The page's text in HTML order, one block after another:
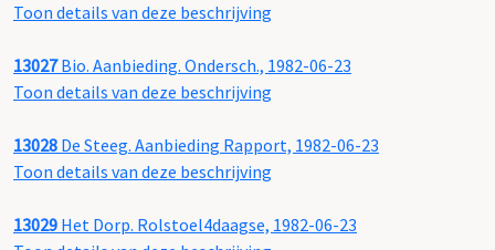
Toon details van deze beschrijving
13027Bio. Aanbieding. Ondersch., 1982-06-23
Toon details van deze beschrijving
13028 De Steeg. Aanbieding Rapport, 1982-06-23
Toon details van deze beschrijving
13029 Het Dorp. Rolstoel4daagse, 1982-06-23